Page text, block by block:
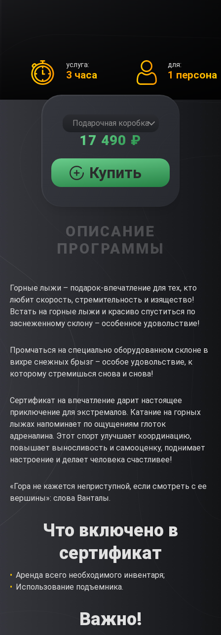
услуга:
3 часа
для:
1 персона
Подарочная коробка
17 490 ₽
Купить
ОПИСАНИЕ
ПРОГРАММЫ
Горные лыжи – подарок-впечатление для тех, кто
любит скорость, стремительность и изящество!
Встать на горные лыжи и красиво спуститься по
заснеженному склону – особенное удовольствие!
Промчаться на специально оборудованном склоне в
вихре снежных брызг – особое удовольствие, к
которому стремишься снова и снова!
Сертификат на впечатление дарит настоящее
приключение для экстремалов. Катание на горных
лыжах напоминает по ощущениям глоток
адреналина. Этот спорт улучшает координацию,
повышает выносливость и самооценку, поднимает
настроение и делает человека счастливее!
«Гора не кажется неприступной, если смотреть с ее
вершины»: слова Ванталы.
Что включено в
сертификат
Аренда всего необходимого инвентаря;
Использование подъемника.
Важно!